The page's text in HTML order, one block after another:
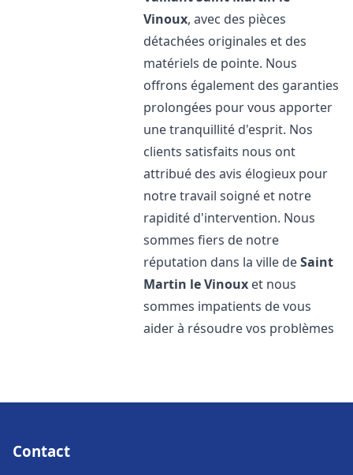
Vinoux, avec des pièces
détachées originales et des
matériels de pointe. Nous
offrons également des garanties
prolongées pour vous apporter
une tranquillité d'esprit. Nos
clients satisfaits nous ont
attribué des avis élogieux pour
notre travail soigné et notre
rapidité d'intervention. Nous
sommes fiers de notre
réputation dans la ville deSaint
Martin le Vinoux et nous
sommes impatients de vous
aider à résoudre vos problèmes
Contact